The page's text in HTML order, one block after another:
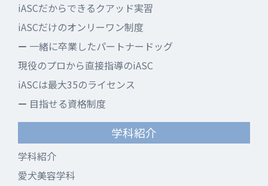
iASCだからできるクアッド実習
iASCだけのオンリーワン制度
一緒に卒業したパートナードッグ
現役のプロから直接指導のiASC
iASCは最大35のライセンス
目指せる資格制度
学科紹介
学科紹介
愛犬美容学科